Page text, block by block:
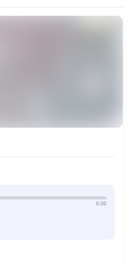
source: https://klrvc.com.
0:00